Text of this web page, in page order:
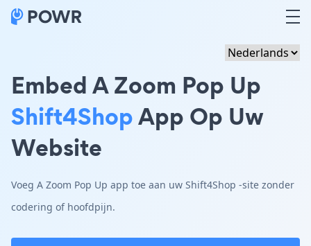
Embed A Zoom Pop Up
Shift4ShopApp Op Uw
Website
Voeg A Zoom Pop Up app toe aan uw Shift4Shop -site zonder
codering of hoofdpijn.